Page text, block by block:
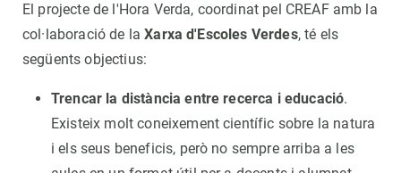
El projecte de l'Hora Verda, coordinat pel CREAF amb la
col·laboració de laXarxa d'Escoles Verdes, té els
següents objectius:
Trencar la distància entre recerca i educació.
Existeix molt coneixement científic sobre la natura
i els seus beneficis, però no sempre arriba a les